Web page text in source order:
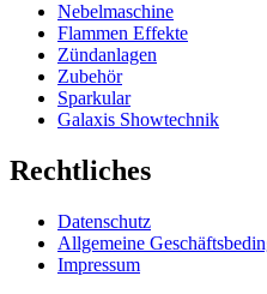
Nebelmaschine
Flammen Effekte
Zündanlagen
Zubehör
Sparkular
Galaxis Showtechnik
Rechtliches
Datenschutz
Allgemeine
Impressum